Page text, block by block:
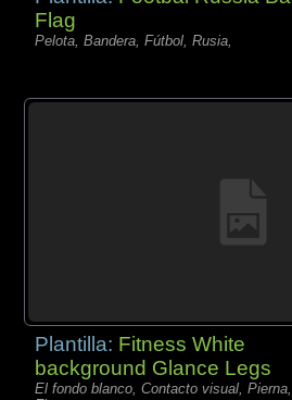
Flag
Pelota, Bandera, Fútbol, Rusia,
Plantilla: Fitness White
background Glance Legs
El fondo blanco, Contacto visual, Pierna,